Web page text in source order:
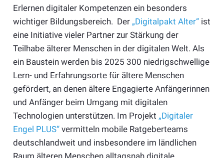
Erlernen digitaler Kompetenzen ein besonders
wichtiger Bildungsbereich. Der „Digitalpakt Alter“ist
eine Initiative vieler Partner zur Stärkung der
Teilhabe älterer Menschen in der digitalen Welt. Als
ein Baustein werden bis 2025 300 niedrigschwellige
Lern- und Erfahrungsorte für ältere Menschen
gefördert, an denen ältere Engagierte Anfängerinnen
und Anfänger beim Umgang mit digitalen
Technologien unterstützen. Im Projekt „Digitaler
Engel PLUS“vermitteln mobile Ratgeberteams
deutschlandweit und insbesondere im ländlichen
Raum älteren Menschen alltagsnah digitale